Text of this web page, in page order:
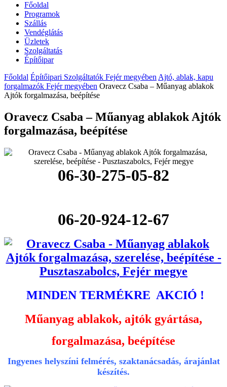
Főoldal
Programok
Szállás
Vendéglátás
Üzletek
Szolgáltatás
Építőipar
Főoldal Építőipari Szolgáltatók Fejér megyében Ajtó, ablak, kapu
forgalmazók Fejér megyében Oravecz Csaba – Műanyag ablakok
Ajtók forgalmazása, beépítése
Oravecz Csaba – Műanyag ablakok Ajtók
forgalmazása, beépítése
06-30-275-05-82
06-20-924-12-67
MINDEN TERMÉKRE AKCIÓ !
Műanyag ablakok, ajtók gyártása,
forgalmazása, beépítése
Ingyenes helyszíni felmérés, szaktanácsadás, árajánlat
készítés.